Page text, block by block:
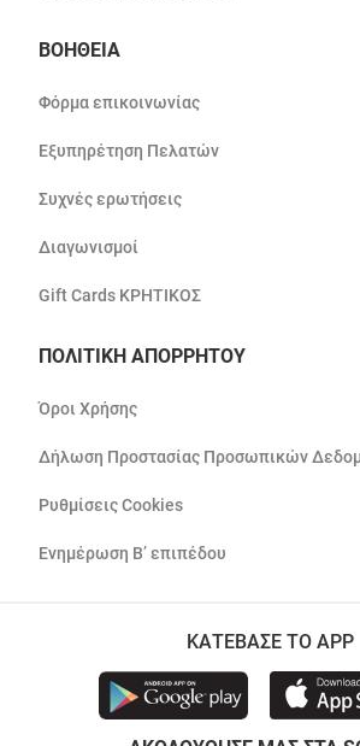
ΒΟΗΘΕΙΑ
Φόρμα επικοινωνίας
Εξυπηρέτηση Πελατών
Συχνές ερωτήσεις
Διαγωνισμοί
Gift Cards ΚΡΗΤΙΚΟΣ
ΠΟΛΙΤΙΚΗ ΑΠΟΡΡΗΤΟΥ
Όροι Χρήσης
Δήλωση Προστασίας Προσωπικών
Ρυθμίσεις Cookies
Ενημέρωση Β’ επιπέδου
ΚΑΤΕΒΑΣΕ ΤΟ APP